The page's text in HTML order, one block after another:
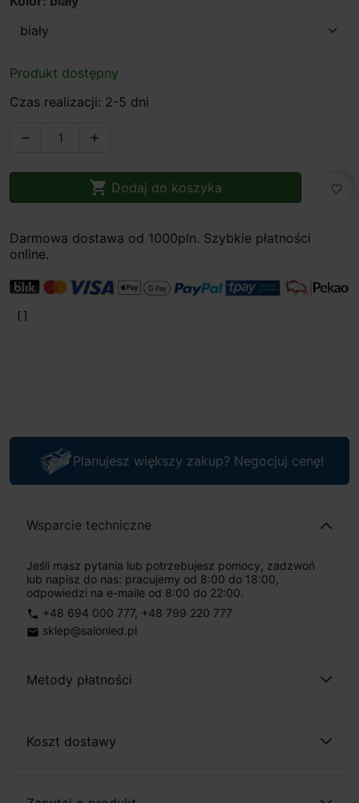
Produkt dostępny
Czas realizacji: 2-5 dni
 
 Dodaj do koszyka favorite_border
Darmowa dostawa od 1000pln. Szybkie płatności
online.
Planujesz większy zakup? Negocjuj cenę!
Wsparcie techniczne
Jeśli masz pytania lub potrzebujesz pomocy, zadzwoń
lub napisz do nas: pracujemy od 8:00 do 18:00,
odpowiedzi na e-maile od 8:00 do 22:00.
phone +48 694 000 777, +48 799 220 777
email sklep@salonled.pl
Metody płatności
Koszt dostawy